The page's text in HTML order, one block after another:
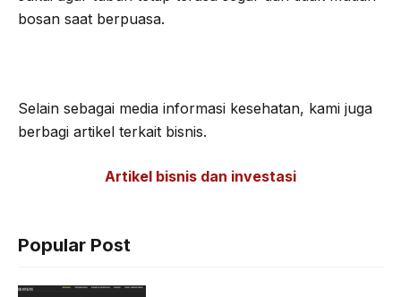
bosan saat berpuasa.
Selain sebagai media informasi kesehatan, kami juga
berbagi artikel terkait bisnis.
Artikel bisnis dan investasi
Popular Post